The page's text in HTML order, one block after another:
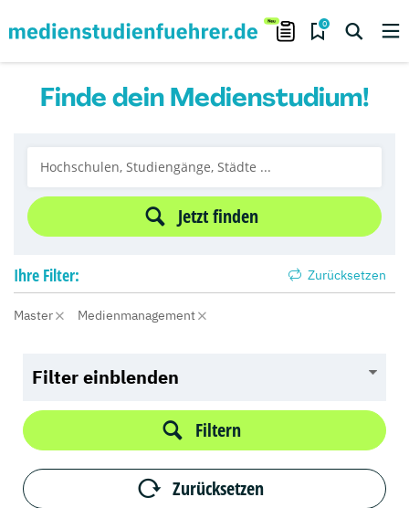
0
Finde dein Medienstudium!
Jetzt finden
Ihre Filter: Zurücksetzen
Master Medienmanagement
Filter einblenden
Filtern
Zurücksetzen